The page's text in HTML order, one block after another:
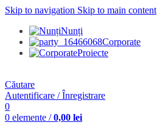
Skip to navigation Skip to main content
Nunți
Corporate
Proiecte
Căutare
Autentificare / Înregistrare
0
0 elemente / 0,00 lei